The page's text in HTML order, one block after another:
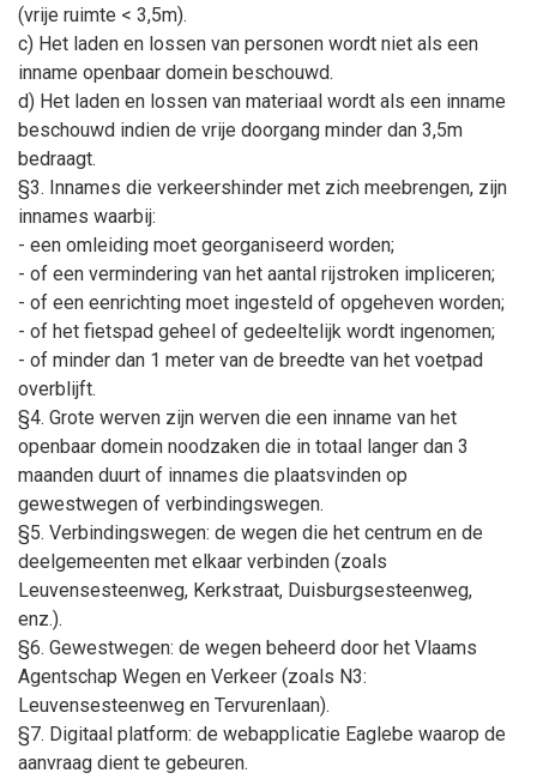
(vrije ruimte < 3,5m).
c) Het laden en lossen van personen wordt niet als een
inname openbaar domein beschouwd.
d) Het laden en lossen van materiaal wordt als een inname
beschouwd indien de vrije doorgang minder dan 3,5m
bedraagt.
§3. Innames die verkeershinder met zich meebrengen, zijn
innames waarbij:
- een omleiding moet georganiseerd worden;
- of een vermindering van het aantal rijstroken impliceren;
- of een eenrichting moet ingesteld of opgeheven worden;
- of het fietspad geheel of gedeeltelijk wordt ingenomen;
- of minder dan 1 meter van de breedte van het voetpad
overblijft.
§4. Grote werven zijn werven die een inname van het
openbaar domein noodzaken die in totaal langer dan 3
maanden duurt of innames die plaatsvinden op
gewestwegen of verbindingswegen.
§5. Verbindingswegen: de wegen die het centrum en de
deelgemeenten met elkaar verbinden (zoals
Leuvensesteenweg, Kerkstraat, Duisburgsesteenweg,
enz.).
§6. Gewestwegen: de wegen beheerd door het Vlaams
Agentschap Wegen en Verkeer (zoals N3:
Leuvensesteenweg en Tervurenlaan).
§7. Digitaal platform: de webapplicatie Eaglebe waarop de
aanvraag dient te gebeuren.